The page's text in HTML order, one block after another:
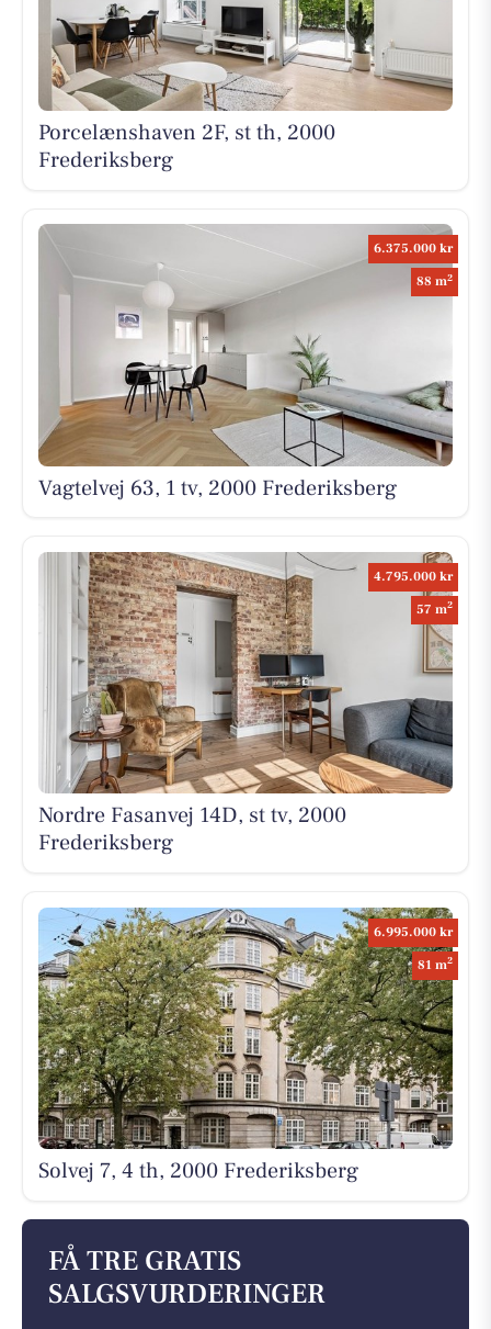
Porcelænshaven 2F, st th, 2000
Frederiksberg
6.375.000 kr
88 m2
Vagtelvej 63, 1 tv, 2000 Frederiksberg
4.795.000 kr
57 m2
Nordre Fasanvej 14D, st tv, 2000
Frederiksberg
6.995.000 kr
81 m2
Solvej 7, 4 th, 2000 Frederiksberg
FÅ TRE GRATIS
SALGSVURDERINGER